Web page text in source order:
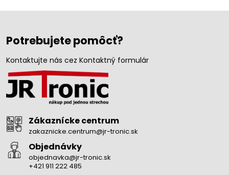
Potrebujete pomôcť?
Kontaktujte nás cez Kontaktný formulár
Zákaznícke centrum
zakaznicke.centrum@jr-tronic.sk
Objednávky
objednavka@jr-tronic.sk
+421 911 222 485